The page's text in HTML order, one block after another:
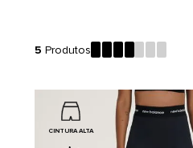
5 Produtos
CINTURA ALTA